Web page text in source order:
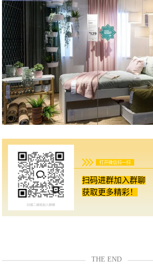
打开微信扫一扫
扫码进群加入群聊
获取更多精彩！
THE END